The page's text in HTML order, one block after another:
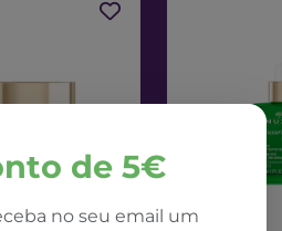
de 5€
no seu email um